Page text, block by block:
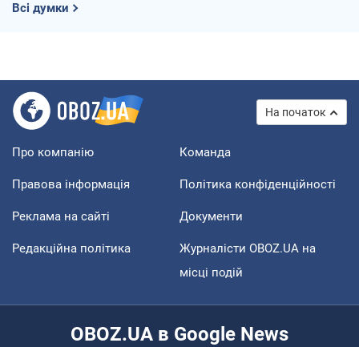
Всі думки
На початок
Про компанію Команда
Правова інформація Політика конфіденційності
Реклама на сайті Документи
Редакційна політика
Журналісти OBOZ.UA на
місці подій
OBOZ.UA в Google News